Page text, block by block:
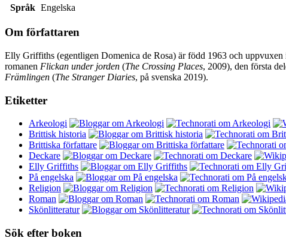
Språk Engelska
Om författaren
Elly Griffiths (egentligen Domenica de Rosa) är född 1963 och
romanen Flickan under jorden (The Crossing Places, 2009), den första
Främlingen (The Stranger Diaries, på svenska 2019).
Etiketter
Arkeologi
Brittisk historia
Brittiska författare
Deckare
Elly Griffiths
På engelska
Religion
Roman
Skönlitteratur
Sök efter boken